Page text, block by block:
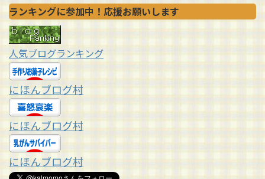
ランキングに参加中！応援お願いします
人気ブログランキング
にほんブログ村
にほんブログ村
にほんブログ村